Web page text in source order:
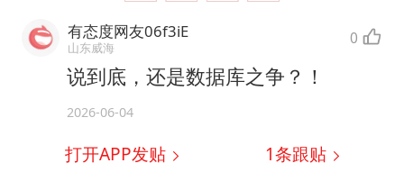
有态度网友06f3iE
山东威海 0
说到底，还是数据库之争？！
2026-06-04
打开APP发贴 1条跟贴